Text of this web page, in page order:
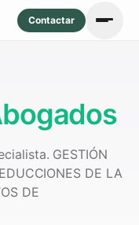
Contactar
GESTIÓN
DE LA
DE